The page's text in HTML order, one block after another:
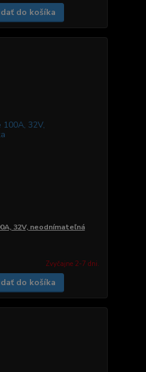
do košíka
32V, neodnímateľná
Zvyčajne 2-7 dni.
do košíka